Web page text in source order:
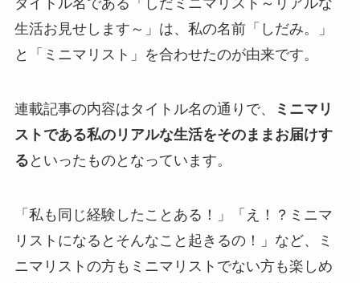
タイトル名である「しだミニマリスト～リアルな
生活お見せします～」は、私の名前「しだみ。」
と「ミニマリスト」を合わせたのが由来です。
連載記事の内容はタイトル名の通りで、
ミニマリ
ストである私のリアルな生活をそのままお届けす
る といったものとなっています。
「私も同じ経験したことある！」「え！？ミニマ
リストになるとそんなこと起きるの！」など、ミ
ニマリストの方もミニマリストでない方も楽しめ